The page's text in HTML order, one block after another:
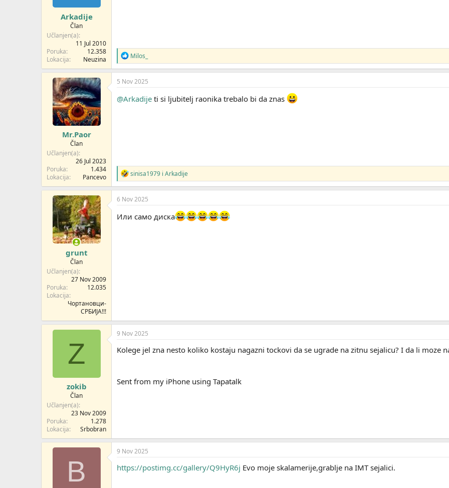
Arkadije
Član
Učlanjen(a)
11 Jul 2010
Poruka
12.358
Lokacija
Neuzina
R
e
a
g
v
a
Milos_
Mr.Paor
Član
Učlanjen(a)
26 Jul 2023
Poruka
1.434
Lokacija
Pancevo
5 Nov 2025
@Arkadije ti si ljubitelj raonika trebalo bi da znas
R
e
a
g
a
sinisa1979 i Arkadije
grunt
Član
Učlanjen(a)
27 Nov 2009
Poruka
12.035
Lokacija
Чортановци-
СРБИЈА!!!
6 Nov 2025
Или само диска
Z
zokib
Član
Učlanjen(a)
23 Nov 2009
Poruka
1.278
Lokacija
Srbobran
9 Nov 2025
Kolege jel zna nesto koliko kostaju nagazni tockovi da se ugrade na zitnu sejalicu? I da li moze
Sent from my iPhone using Tapatalk
B
9 Nov 2025
https://postimg.cc/gallery/Q9HyR6j Evo moje skalamerije,grablje na IMT sejalici.